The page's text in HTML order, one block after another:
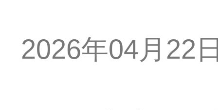
2026年04月22